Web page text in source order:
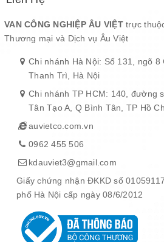
VAN CÔNG NGHIỆP ÂU VIỆTtrực
Thương mại và Dịch vụ Âu Việt
Chi nhánh Hà Nội: Số 131, ngõ
Thanh Trì, Hà Nội
Chi nhánh TP HCM: 140, đường
Tân Tạo A, Q Bình Tân, TP Hồ
auvietco.com.vn
0962 455 506
kdauviet3@gmail.com
Giấy chứng nhận ĐKKD số
phố Hà Nội cấp ngày 08/6/2012